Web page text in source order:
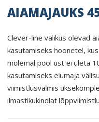
AIAMAJAUKS
Clever-line valikus olevad
kasutamiseks hoonetel,
mõlemal pool ust ei ületa
kasutamiseks elumaja
viimistlusvalmis
ilmastikukindlat